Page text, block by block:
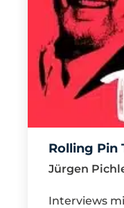
Rolling Pin
Jürgen
Interviews